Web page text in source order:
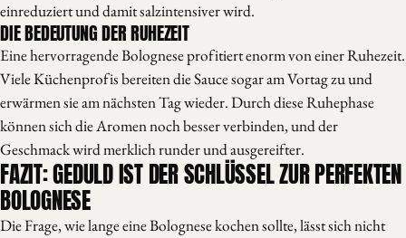
einreduziert und damit salzintensiver wird.
DIE BEDEUTUNG DER RUHEZEIT
Eine hervorragende Bolognese profitiert enorm von einer Ruhezeit.
Viele Küchenprofis bereiten die Sauce sogar am Vortag zu und
erwärmen sie am nächsten Tag wieder. Durch diese Ruhephase
können sich die Aromen noch besser verbinden, und der
Geschmack wird merklich runder und ausgereifter.
FAZIT: GEDULD IST DER SCHLÜSSEL ZUR PERFEKTEN
BOLOGNESE
Die Frage, wie lange eine Bolognese kochen sollte, lässt sich nicht